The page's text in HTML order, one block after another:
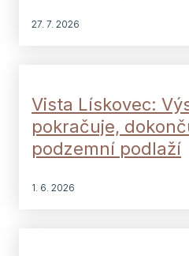
27. 7. 2026
Vista Lískovec:
pokračuje,
podzemní podlaží
1. 6. 2026